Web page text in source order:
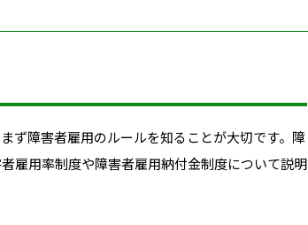
ず障害者雇用のルールを知ることが大切です。障
雇用率制度や障害者雇用納付金制度について説明